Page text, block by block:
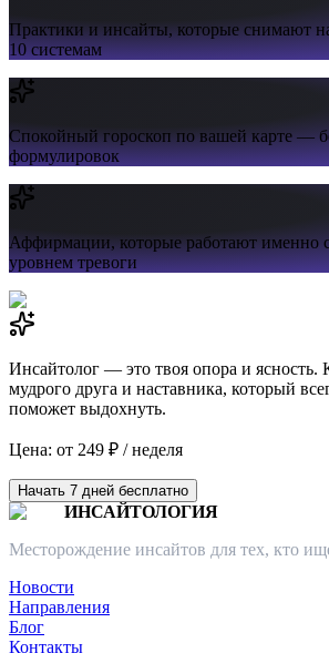
Практики и инсайты,которые снимают
10 системам
Спокойный гороскоппо вашей карте —
формулировок
Аффирмации,которые работают именно
уровнем тревоги
Инсайтолог — это твоя опора и ясность.
мудрого друга и наставника, который
поможет выдохнуть.
Цена: от 249 ₽ / неделя
Начать 7 дней бесплатно
ИНСАЙТОЛОГИЯ
Месторождение инсайтов для тех, кто
Новости
Направления
Блог
Контакты